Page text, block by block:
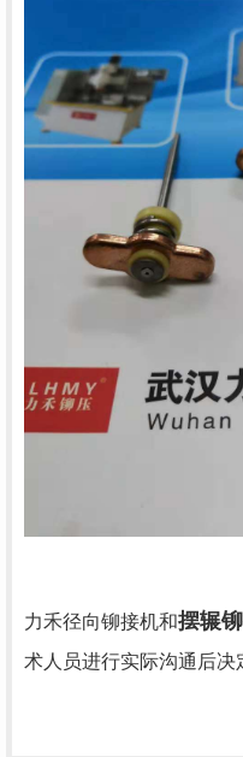
力禾径向铆接机和摆辗
术人员进行实际沟通后决